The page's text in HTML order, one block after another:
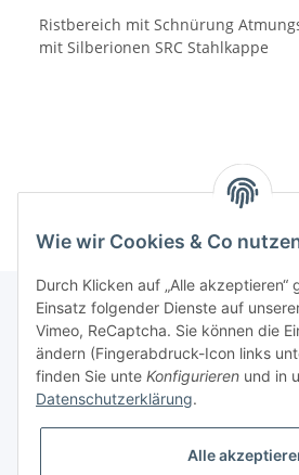
Ristbereich mit Schnürung
mit Silberionen SRC Stahlkappe
Informationen
Gesetzliche Informationen
Wie wir Cookies & Co
Durch Klicken auf „Alle akzeptieren“
Einsatz folgender Dienste auf
Vimeo, ReCaptcha. Sie können die
ändern (Fingerabdruck-Icon links
finden Sie unte Konfigurieren und in
Datenschutzerklärung.
Alle